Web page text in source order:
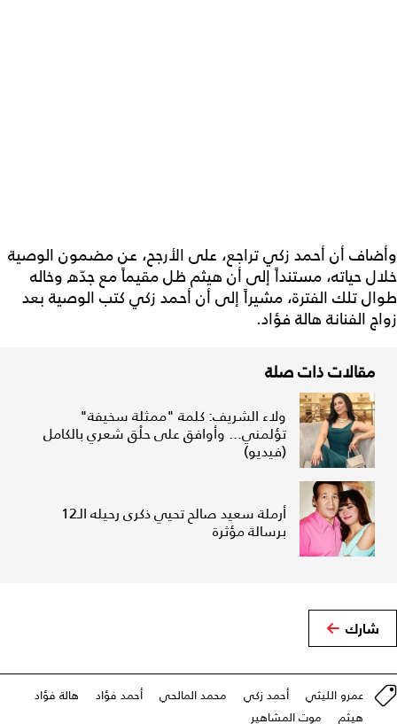
وأضاف أن أحمد زكي تراجع، على الأرجح، عن مضمون الوصية
خلال حياته، مستنداً إلى أن هيثم ظل مقيماً مع جدّه وخاله
طوال تلك الفترة، مشيراً إلى أن أحمد زكي كتب الوصية بعد
زواج الفنانة هالة فؤاد.
مقالات ذات صلة
ولاء الشريف: كلمة "ممثلة سخيفة"
تؤلمني... وأوافق على حلْق شعري بالكامل
(فيديو)
أرملة سعيد صالح تحيي ذكرى رحيله الـ12
برسالة مؤثرة
شارك
عمرو الليثي أحمد زكي محمد المالحي أحمد فؤاد
هالة فؤاد
هيثم
موت المشاهير